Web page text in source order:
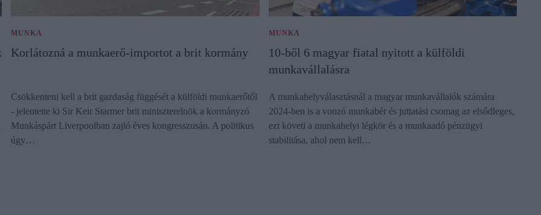
MUNKA
Korlátozná a munkaerő-importot a brit kormány
Csökkenteni kell a brit gazdaság függését a külföldi munkaerőtől
- jelentette ki Sir Keir Starmer brit miniszterelnök a kormányzó
Munkáspárt Liverpoolban zajló éves kongresszusán. A politikus
úgy…
MUNKA
10-ből 6 magyar fiatal nyitott a külföldi
munkavállalásra
A munkahelyválasztásnál a magyar munkavállalók számára
2024-ben is a vonzó munkabér és juttatási csomag az elsődleges,
ezt követi a munkahelyi légkör és a munkaadó pénzügyi
stabilitása, ahol nem kell…